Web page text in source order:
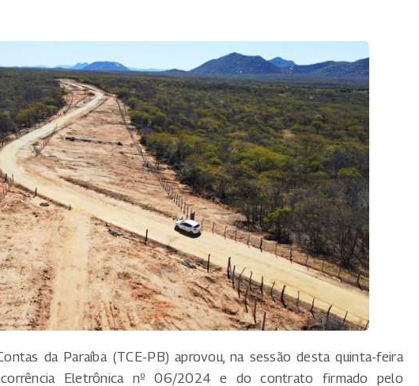
da Paraíba (TCE-PB) aprovou, na sessão desta quinta-feira
Eletrônica nº 06/2024 e do contrato firmado pelo